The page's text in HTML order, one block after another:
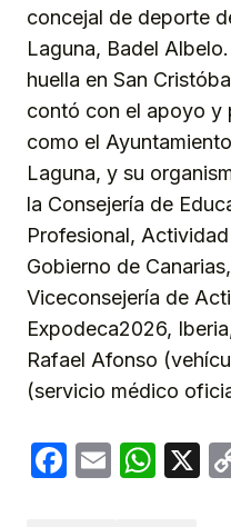
concejal de deporte
Laguna, Badel
huella en San
contó con el apoyo y
como el
Laguna, y su
la Consejería de
Profesional,
Gobierno de
Viceconsejería de
Expodeca2026,
Rafael Afonso
(servicio médico
Facebook
Email X